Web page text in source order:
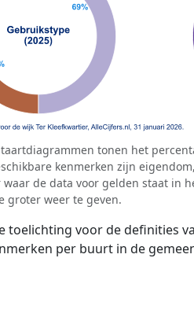
tonen het
kenmerken zijn
de data voor gelden staat in
groter weer te geven.
toelichting voor de definities
per buurt in de